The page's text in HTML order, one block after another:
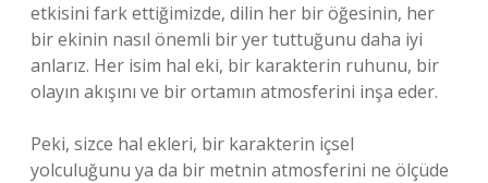
etkisini fark ettiğimizde, dilin her bir öğesinin, her
bir ekinin nasıl önemli bir yer tuttuğunu daha iyi
anlarız. Her isim hal eki, bir karakterin ruhunu, bir
olayın akışını ve bir ortamın atmosferini inşa eder.
Peki, sizce hal ekleri, bir karakterin içsel
yolculuğunu ya da bir metnin atmosferini ne ölçüde